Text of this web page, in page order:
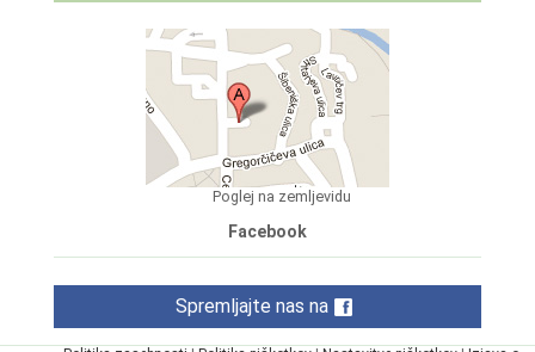
Poglej na zemljevidu
Facebook
Spremljajte nas na